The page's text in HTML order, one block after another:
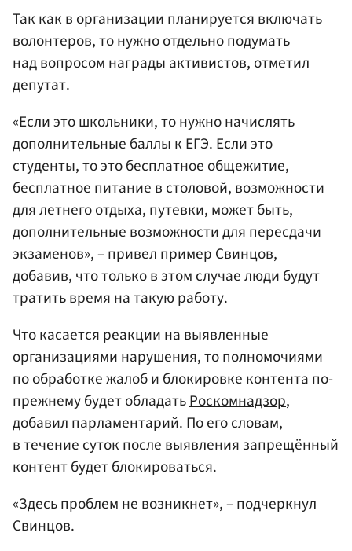
Так как в организации планируется включать
волонтеров, то нужно отдельно подумать
над вопросом награды активистов, отметил
депутат.
«Если это школьники, то нужно начислять
дополнительные баллы к ЕГЭ. Если это
студенты, то это бесплатное общежитие,
бесплатное питание в столовой, возможности
для летнего отдыха, путевки, может быть,
дополнительные возможности для пересдачи
экзаменов», – привел пример Свинцов,
добавив, что только в этом случае люди будут
тратить время на такую работу.
Что касается реакции на выявленные
организациями нарушения, то полномочиями
по обработке жалоб и блокировке контента по-
прежнему будет обладатьРоскомнадзор,
добавил парламентарий. По его словам,
в течение суток после выявления запрещённый
контент будет блокироваться.
«Здесь проблем не возникнет», – подчеркнул
Свинцов.